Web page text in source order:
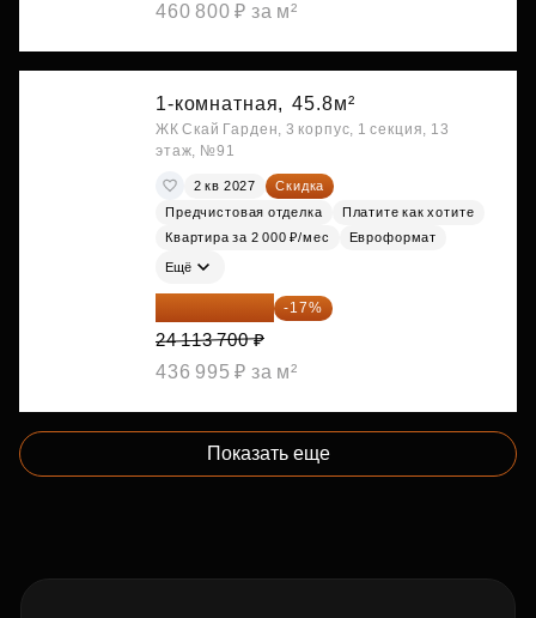
460 800 ₽ за м²
1-комнатная, 45.8м²
ЖК Скай Гарден, 3 корпус, 1 секция, 13
этаж, №91
2 кв 2027
Скидка
Предчистовая отделка
Платите как хотите
Квартира за 2 000 ₽/мес
Евроформат
Ещё
20 014 371 ₽ -17%
24 113 700 ₽
436 995 ₽ за м²
Показать еще